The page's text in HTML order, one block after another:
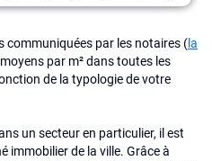
communiquées par les notaires (la
par m² dans toutes les
de la typologie de votre
un secteur en particulier, il est
immobilier de la ville. Grâce à